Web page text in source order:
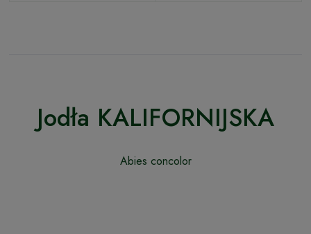
Jodła KALIFORNIJSKA
Abies concolor